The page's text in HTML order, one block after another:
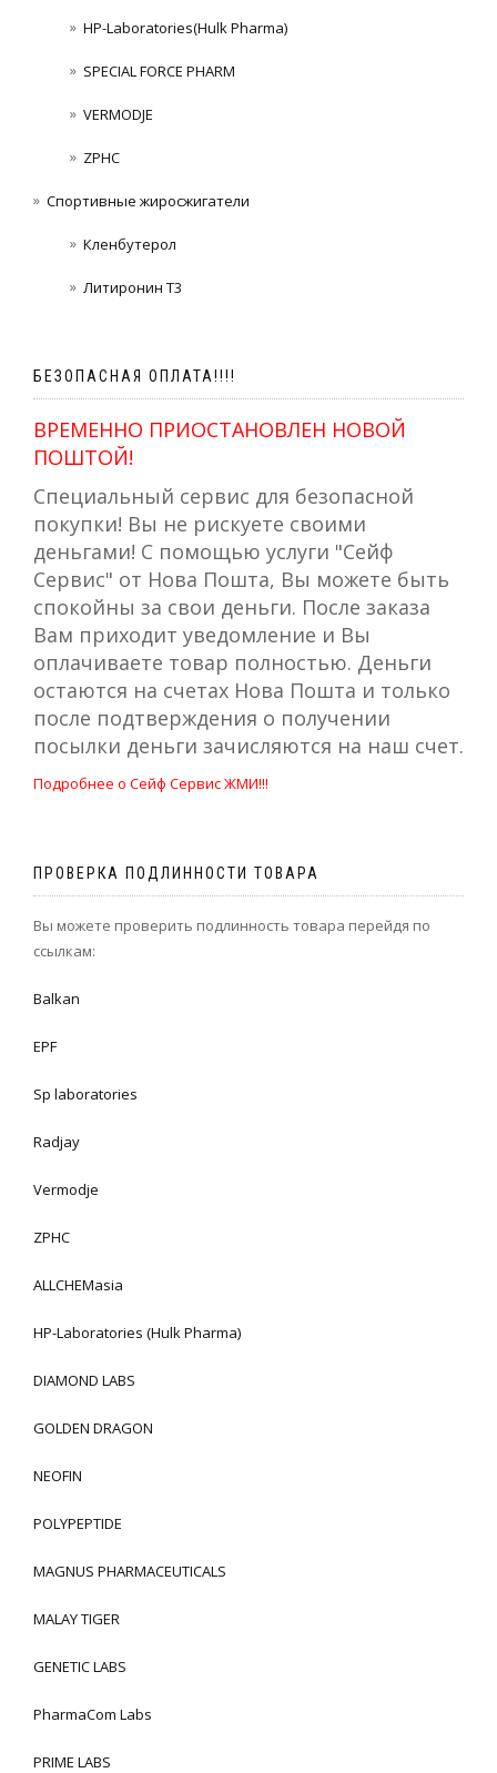
HP-Laboratories(Hulk Pharma)
SPECIAL FORCE PHARM
VERMODJE
ZPHC
Спортивные жиросжигатели
Кленбутерол
Литиронин Т3
БЕЗОПАСНАЯ ОПЛАТА!!!!
ВРЕМЕННО ПРИОСТАНОВЛЕН НОВОЙ
ПОШТОЙ!
Специальный сервис для безопасной
покупки! Вы не рискуете своими
деньгами! С помощью услуги "Сейф
Сервис" от Нова Пошта, Вы можете быть
спокойны за свои деньги. После заказа
Вам приходит уведомление и Вы
оплачиваете товар полностью. Деньги
остаются на счетах Нова Пошта и только
после подтверждения о получении
посылки деньги зачисляются на наш счет.
Подробнее о Сейф Сервис ЖМИ!!!
ПРОВЕРКА ПОДЛИННОСТИ ТОВАРА
Вы можете проверить подлинность товара перейдя по
ссылкам:
Balkan
EPF
Sp laboratories
Radjay
Vermodje
ZPHC
ALLCHEMasia
HP-Laboratories (Hulk Pharma)
DIAMOND LABS
GOLDEN DRAGON
NEOFIN
POLYPEPTIDE
MAGNUS PHARMACEUTICALS
MALAY TIGER
GENETIC LABS
PharmaCom Labs
PRIME LABS